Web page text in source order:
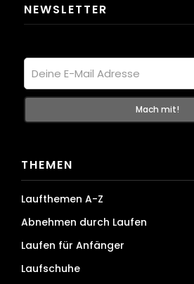
NEWSLETTER
THEMEN
Laufthemen A-Z
Abnehmen durch Laufen
Laufen für Anfänger
Laufschuhe